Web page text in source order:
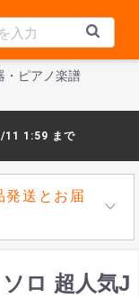
・ピアノ楽譜
11 1:59 まで
発送とお届
ロ 超人気J